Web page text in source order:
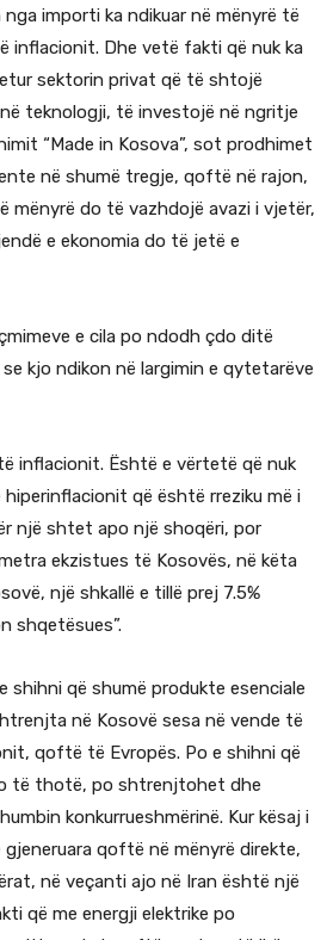
importi ka ndikuar në mënyrë të
inflacionit. Dhe vetë fakti që nuk ka
sektorin privat që të shtojë
teknologji, të investojë në ngritje
“Made in Kosova”, sot prodhimet
në shumë tregje, qoftë në rajon,
mënyrë do të vazhdojë avazi i vjetër,
e ekonomia do të jetë e
e cila po ndodh çdo ditë
kjo ndikon në largimin e qytetarëve
inflacionit. Është e vërtetë që nuk
që është rreziku më i
një shtet apo një shoqëri, por
ekzistues të Kosovës, në këta
një shkallë e tillë prej 7.5%
shqetësues”.
shihni që shumë produkte esenciale
në Kosovë sesa në vende të
qoftë të Evropës. Po e shihni që
të thotë, po shtrenjtohet dhe
konkurrueshmërinë. Kur kësaj i
qoftë në mënyrë direkte,
në veçanti ajo në Iran është një
që me energji elektrike po